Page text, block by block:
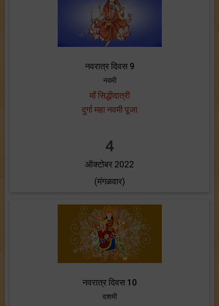
नवरात्र दिवस 9
नवमी
माँ सिद्धीदात्री
दुर्गा महा नवमी पूजा
4
ऑक्टोबर 2022
(मंगळवार)
नवरात्र दिवस 10
दशमी